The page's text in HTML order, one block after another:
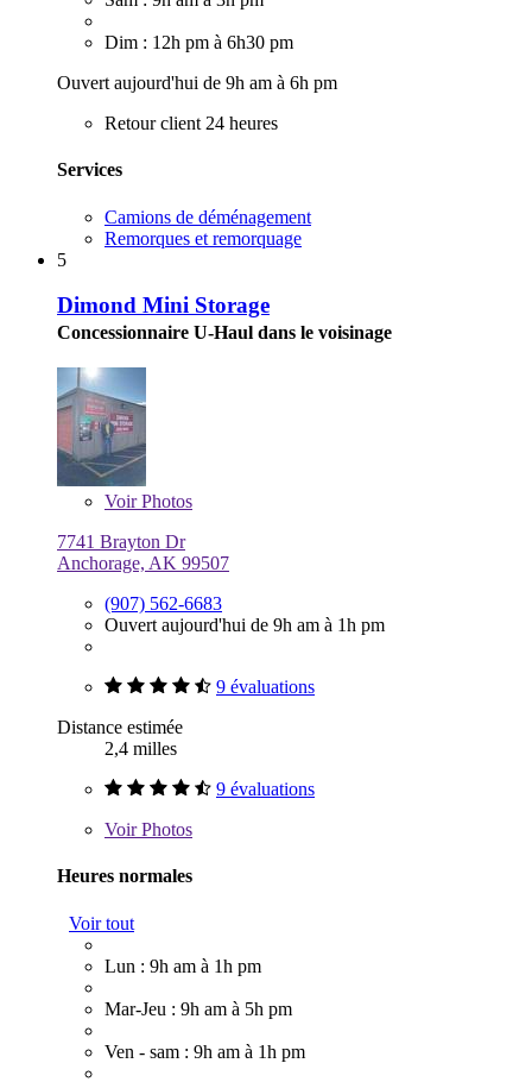
Dim : 12h pm à 6h30 pm
Ouvert aujourd'hui de 9h am à 6h pm
Retour client 24 heures
Services
Camions de déménagement
Remorques et remorquage
5
Dimond Mini Storage
Concessionnaire U-Haul dans le voisinage
VoirPhotos
7741 Brayton Dr
Anchorage, AK 99507
(907) 562-6683
Ouvert aujourd'hui de 9h am à 1h pm
9 évaluations
Distance estimée
2,4 milles
9 évaluations
VoirPhotos
Heures normales
Voir tout
Lun : 9h am à 1h pm
Mar-Jeu : 9h am à 5h pm
Ven - sam : 9h am à 1h pm